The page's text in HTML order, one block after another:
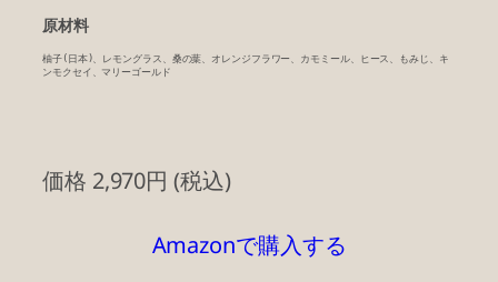
原材料
柚子(日本)、レモングラス、桑の葉、オレンジフラワー、カモミール、ヒース、もみじ、キ
ンモクセイ、マリーゴールド
価格 2,970円 (税込)
Amazonで購入する